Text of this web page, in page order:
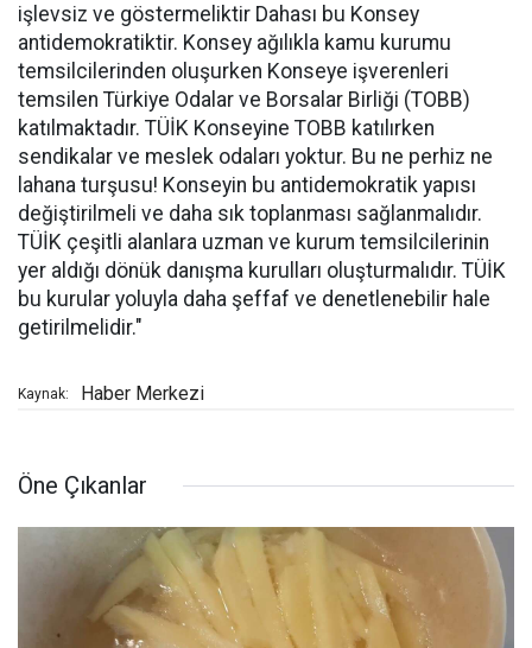
işlevsiz ve göstermeliktir Dahası bu Konsey
antidemokratiktir. Konsey ağılıkla kamu kurumu
temsilcilerinden oluşurken Konseye işverenleri
temsilen Türkiye Odalar ve Borsalar Birliği (TOBB)
katılmaktadır. TÜİK Konseyine TOBB katılırken
sendikalar ve meslek odaları yoktur. Bu ne perhiz ne
lahana turşusu! Konseyin bu antidemokratik yapısı
değiştirilmeli ve daha sık toplanması sağlanmalıdır.
TÜİK çeşitli alanlara uzman ve kurum temsilcilerinin
yer aldığı dönük danışma kurulları oluşturmalıdır. TÜİK
bu kurular yoluyla daha şeffaf ve denetlenebilir hale
getirilmelidir."
Kaynak: Haber Merkezi
Öne Çıkanlar